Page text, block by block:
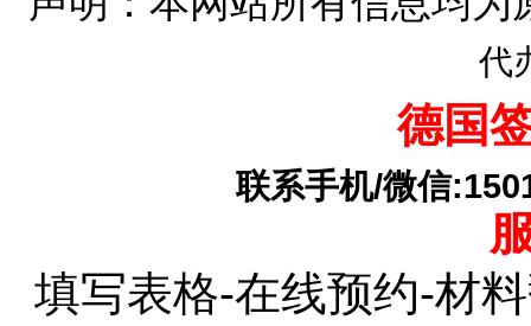
代
德国
联系手机/微信
填写表格-在线预约-材